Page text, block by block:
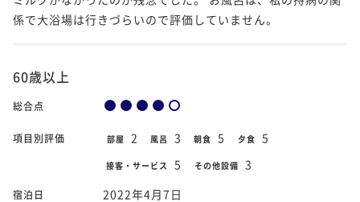
係で大浴場は行きづらいので評価していません。
60歳以上
総合点
項目別評価 部屋 2 風呂 3 朝食 5 夕食 5
接客・サービス 5 その他設備 3
宿泊日 2022年4月7日